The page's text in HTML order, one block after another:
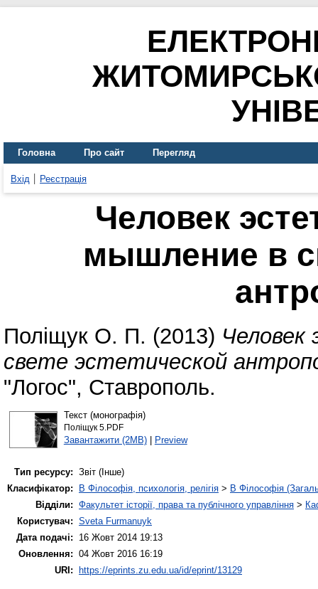
Головна Про сайт Перегляд
Вхід Реєстрація
Человек
мышление в
Поліщук О. П. (2013) Человек
свете эстетической
"Логос", Ставрополь.
Текст (монографія)
Поліщук 5.PDF
Завантажити (2MB)| Preview
Тип ресурсу: Звіт (Інше)
Класифікатор:
B Філософія, психологія, релігія > B Філософія
Відділи: Факультет історії, права та публічного управління >
Користувач: Sveta Furmanuyk
Дата подачі:
16 Жовт 2014 19:13
Оновлення: 04 Жовт 2016 16:19
URI:
https://eprints.zu.edu.ua/id/eprint/13129